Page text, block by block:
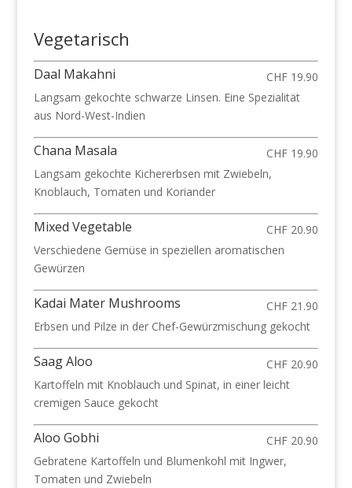
Vegetarisch
Daal Makahni
CHF 19.90
Langsam gekochte schwarze Linsen. Eine Spezialität
aus Nord-West-Indien
Chana Masala
CHF 19.90
Langsam gekochte Kichererbsen mit Zwiebeln,
Knoblauch, Tomaten und Koriander
Mixed Vegetable
CHF 20.90
Verschiedene Gemüse in speziellen aromatischen
Gewürzen
Kadai Mater Mushrooms
CHF 21.90
Erbsen und Pilze in der Chef-Gewürzmischung gekocht
Saag Aloo
CHF 20.90
Kartoffeln mit Knoblauch und Spinat, in einer leicht
cremigen Sauce gekocht
Aloo Gobhi
CHF 20.90
Gebratene Kartoffeln und Blumenkohl mit Ingwer,
Tomaten und Zwiebeln